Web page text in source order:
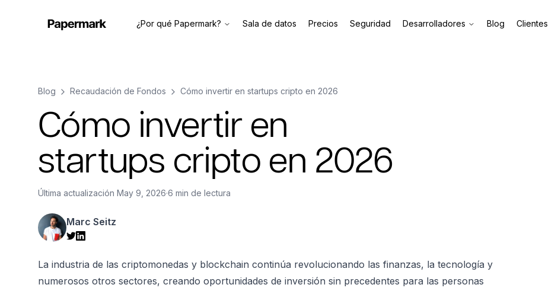
¿Por qué Papermark? Sala de datos Precios Seguridad Desarrolladores Blog Clientes
Blog Recaudación de Fondos Cómo invertir en startups cripto en 2026
Cómo invertir en
startups cripto en 2026
Última actualización May 9, 2026·6 min de lectura
Marc Seitz
La industria de las criptomonedas y blockchain continúa revolucionando las finanzas, la tecnología y
numerosos otros sectores, creando oportunidades de inversión sin precedentes para las personas